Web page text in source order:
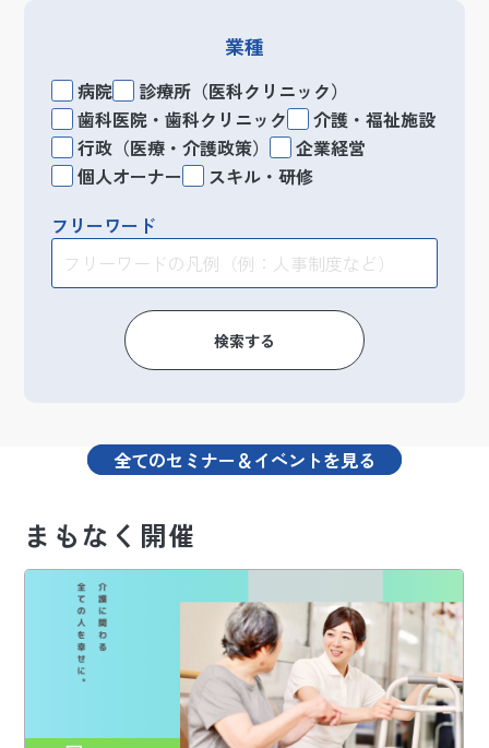
業種
病院
診療所（医科クリニック）
歯科医院・歯科クリニック
介護・福祉施設
行政（医療・介護政策）
企業経営
個人オーナー
スキル・研修
フリーワード
検索する
全てのセミナー＆イベントを見る
まもなく開催